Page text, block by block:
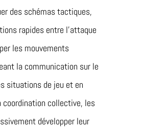
des schémas tactiques,
rapides entre l’attaque
les mouvements
la communication sur le
situations de jeu et en
collective, les
développer leur